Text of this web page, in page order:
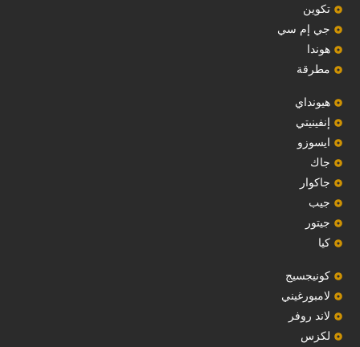
‏تكوين‏
جي إم سي
هوندا
مطرقة
هيونداي
إنفينيتي
‏ايسوزو‏
‏جاك‏
جاكوار
جيب
‏جيتور‏
كيا
‏كونيجسيج‏
لامبورغيني
لاند روفر
لكزس